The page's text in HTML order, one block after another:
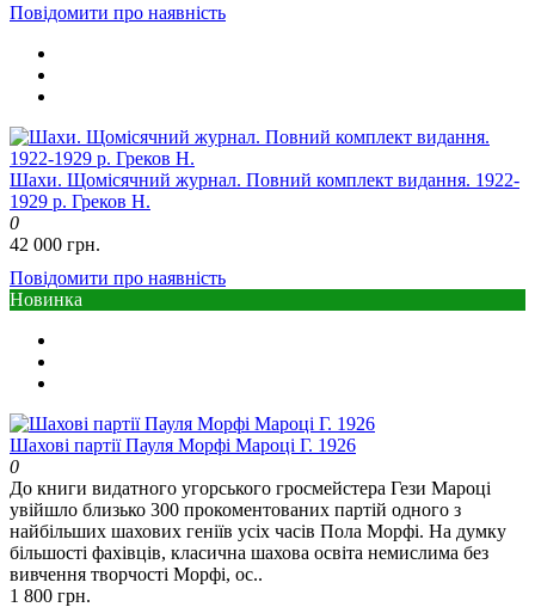
Повідомити про наявність
Шахи. Щомісячний журнал. Повний комплект видання. 1922-
1929 р. Греков Н.
0
42 000 грн.
Повідомити про наявність
Новинка
Шахові партії Пауля Морфі Мароці Г. 1926
0
До книги видатного угорського гросмейстера Гези Мароці
увійшло близько 300 прокоментованих партій одного з
найбільших шахових геніїв усіх часів Пола Морфі. На думку
більшості фахівців, класична шахова освіта немислима без
вивчення творчості Морфі, ос..
1 800 грн.